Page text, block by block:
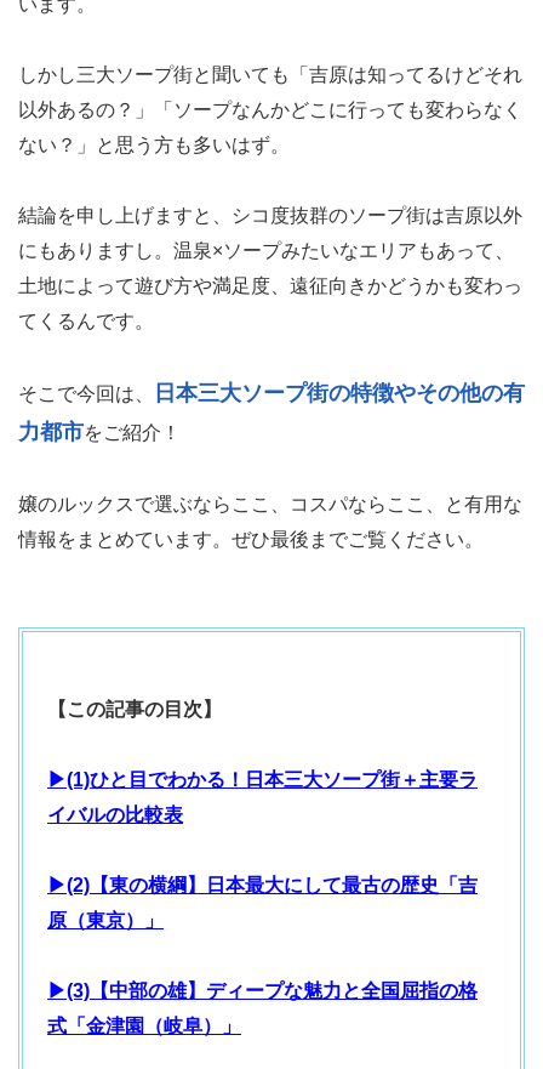
います。
しかし三大ソープ街と聞いても「吉原は知ってるけどそれ
以外あるの？」「ソープなんかどこに行っても変わらなく
ない？」と思う方も多いはず。
結論を申し上げますと、シコ度抜群のソープ街は吉原以外
にもありますし。温泉×ソープみたいなエリアもあって、
土地によって遊び方や満足度、遠征向きかどうかも変わっ
てくるんです。
そこで今回は、
日本三大ソープ街の特徴やその他の有
力都市をご紹介！
嬢のルックスで選ぶならここ、コスパならここ、と有用な
情報をまとめています。ぜひ最後までご覧ください。
【この記事の目次】
▶(1)ひと目でわかる！日本三大ソープ街＋主要ラ
イバルの比較表
▶(2)【東の横綱】日本最大にして最古の歴史「吉
原（東京）」
▶(3)【中部の雄】ディープな魅力と全国屈指の格
式「金津園（岐阜）」